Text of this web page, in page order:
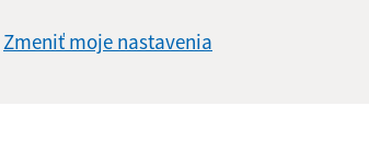
Zmeniť moje nastavenia